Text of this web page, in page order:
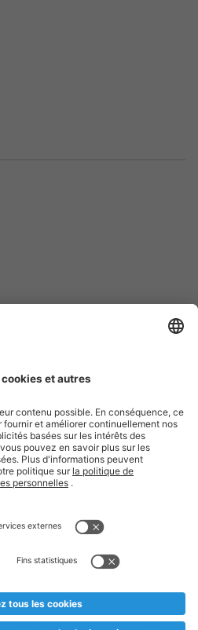
et mentions légales
et jusqu'à
bien étudié, nous serions
stock. Prix Recupel et TVA incl.
forme masculine a été adoptée